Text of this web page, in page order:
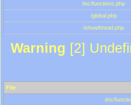
/inc/functions.php
/global.php
/showthread.php
Warning [2]
File
/inc/